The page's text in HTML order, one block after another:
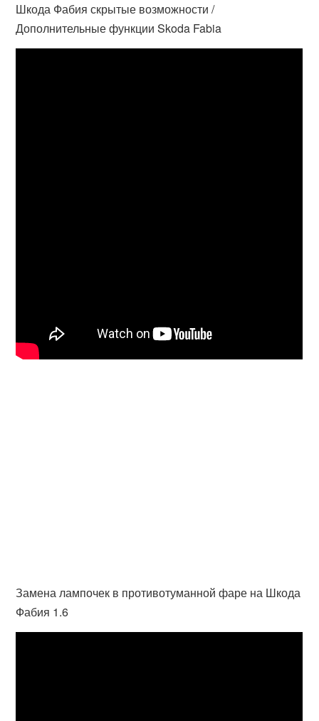
Шкода Фабия скрытые возможности /
Дополнительные функции Skoda Fabia
Замена лампочек в противотуманной фаре на Шкода
Фабия 1.6